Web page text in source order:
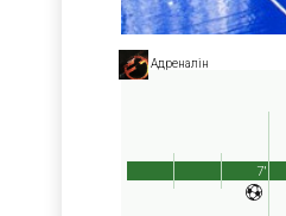
Адреналін
7'